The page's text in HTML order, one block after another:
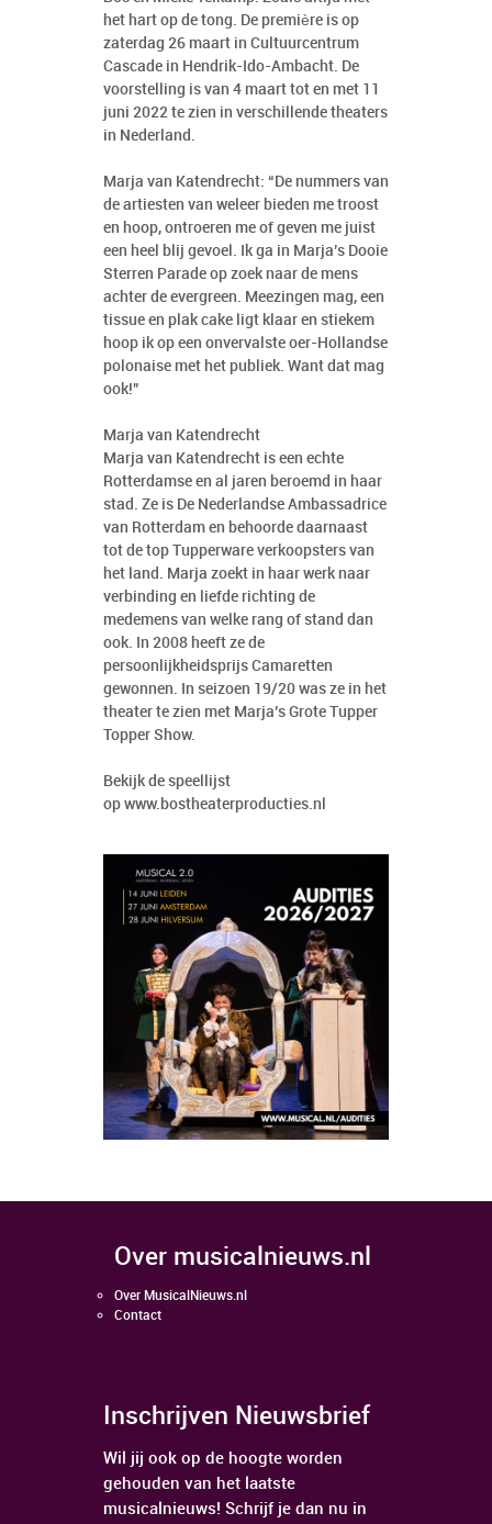
het hart op de tong. De première is op
zaterdag 26 maart in Cultuurcentrum
Cascade in Hendrik-Ido-Ambacht. De
voorstelling is van 4 maart tot en met 11
juni 2022 te zien in verschillende theaters
in Nederland.
Marja van Katendrecht: “De nummers van
de artiesten van weleer bieden me troost
en hoop, ontroeren me of geven me juist
een heel blij gevoel. Ik ga in Marja’s Dooie
Sterren Parade op zoek naar de mens
achter de evergreen. Meezingen mag, een
tissue en plak cake ligt klaar en stiekem
hoop ik op een onvervalste oer-Hollandse
polonaise met het publiek. Want dat mag
ook!”
Marja van Katendrecht
Marja van Katendrecht is een echte
Rotterdamse en al jaren beroemd in haar
stad. Ze is De Nederlandse Ambassadrice
van Rotterdam en behoorde daarnaast
tot de top Tupperware verkoopsters van
het land. Marja zoekt in haar werk naar
verbinding en liefde richting de
medemens van welke rang of stand dan
ook. In 2008 heeft ze de
persoonlijkheidsprijs Camaretten
gewonnen. In seizoen 19/20 was ze in het
theater te zien met Marja’s Grote Tupper
Topper Show.
Bekijk de speellijst
op www.bostheaterproducties.nl
over musicalnieuws.nl
Over MusicalNieuws.nl
Contact
Inschrijven Nieuwsbrief
Wil jij ook op de hoogte worden
gehouden van het laatste
musicalnieuws! Schrijf je dan nu in